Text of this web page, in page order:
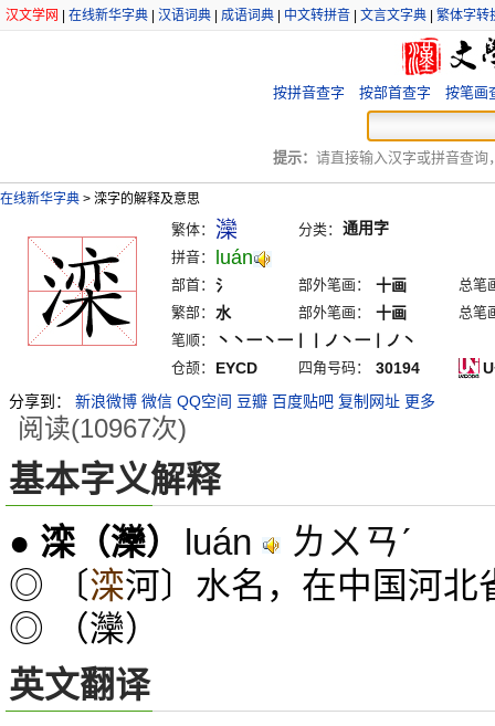
汉文学网 在线新华字典 汉语词典 成语词典 中文转拼音 文言文字典 繁体字转
按拼音查字 按部首查字 按笔画
提示： 请直接输入汉字或拼音查询
在线新华字典 > 滦字的解释及意思
繁体： 灤 分类： 通用字
拼音： luán
部首： 氵 部外笔画： 十画
总笔
繁部：
水 部外笔画： 十画
总笔
笔顺：
丶丶一丶一丨丨ノ丶一丨ノ丶
仓颉： EYCD 四角号码： 30194
分享到：
新浪微博 微信 QQ空间 豆瓣 百度贴吧 复制网址 更多
阅读(10967次)
基本字义解释
● 滦 （灤） luán ㄌㄨㄢˊ
◎ 〔滦河〕水名，在中国河北
◎ （灤）
英文翻译